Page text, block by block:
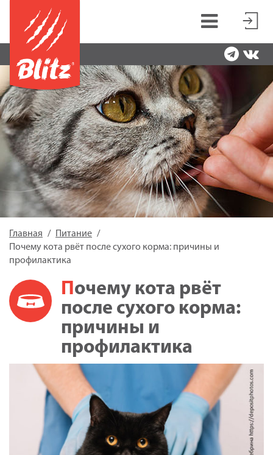
Главная
Питание
Почему кота рвёт после сухого корма: причины и
профилактика
Почему кота рвёт
после сухого корма:
причины и
профилактика